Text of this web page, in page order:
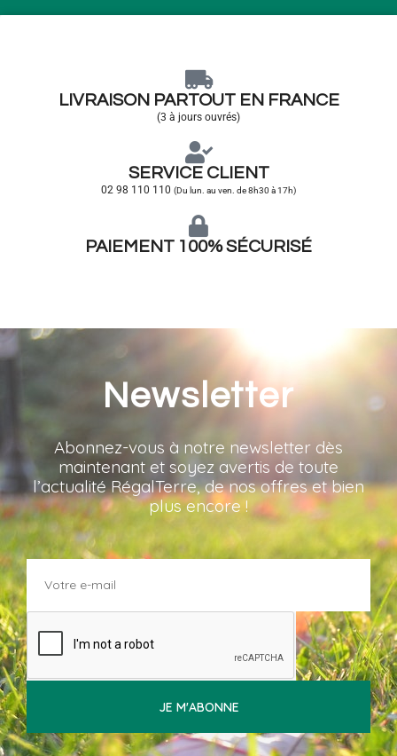
LIVRAISON PARTOUT EN FRANCE
(3 à jours ouvrés)
SERVICE CLIENT
02 98 110 110 (Du lun. au ven. de 8h30 à 17h)
PAIEMENT 100% SÉCURISÉ
Newsletter
Abonnez-vous à notre newsletter dès
maintenant et soyez avertis de toute
l’actualité RégalTerre, de nos offres et bien
plus encore !
JE M'ABONNE